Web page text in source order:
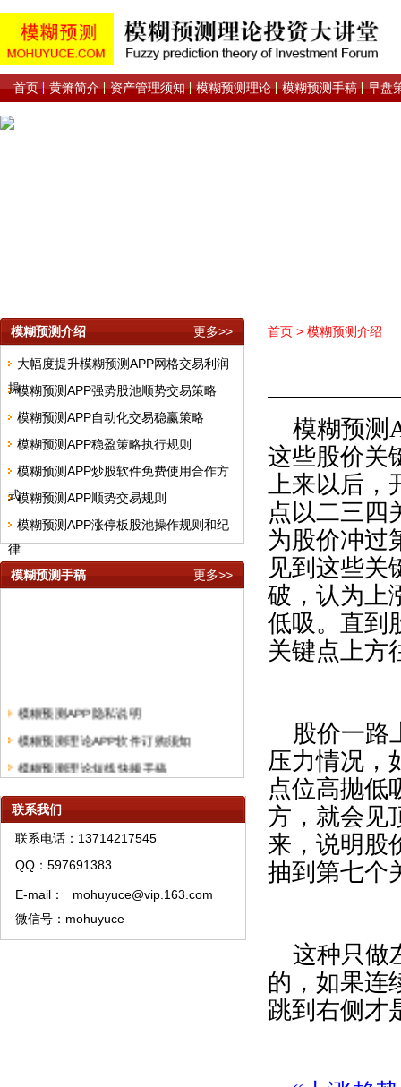
首页 黄箫简介 资产管理须知 模糊预测理论 模糊预测手稿 早盘
模糊预测介绍 更多>>
大幅度提升模糊预测APP网格交易利润
操模糊预测APP强势股池顺势交易策略
模糊预测APP自动化交易稳赢策略
模糊预测APP稳盈策略执行规则
模糊预测APP炒股软件免费使用合作方
式模糊预测APP顺势交易规则
模糊预测APP涨停板股池操作规则和纪
律
模糊预测手稿
更多>>
模糊预测理论资产管理须知
模糊预测理论特训须知
模糊预测系统培训教材购买须知
模糊预测APP软件A类权限代理销售流程
联系我们
联系电话：13714217545
QQ：597691383
E-mail：
mohuyuce@vip.163.com
微信号：mohuyuce
首页 > 模糊预测介绍
模糊预测
这些股价关
上来以后，
点以二三四
为股价冲过
见到这些关
破，认为上
低吸。直到
关键点上方
股价一路
压力情况，
点位高抛低
方，就会见
来，说明股
抽到第七个
这种只做
的，如果连
跳到右侧才